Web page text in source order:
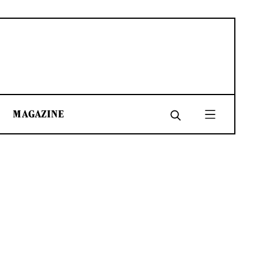
MAGAZINE